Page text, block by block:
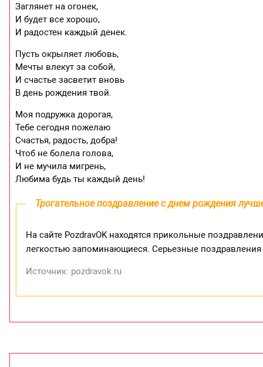
Заглянет на огонек,
И будет все хорошо,
И радостен каждый денек.
Пусть окрыляет любовь,
Мечты влекут за собой,
И счастье засветит вновь
В день рождения твой.
Моя подружка дорогая,
Тебе сегодня пожелаю
Счастья, радость, добра!
Чтоб не болела голова,
И не мучила мигрень,
Любима будь ты каждый день!
Трогательное поздравление с днем рождения
На сайте PozdravOK находятся прикольные
легкостью запоминающиеся. Серьезные
Источник: pozdravok.ru